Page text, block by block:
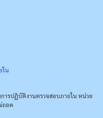
ใน
ารปฏิบัติงานตรวจสอบภายใน หน่วย
ถอด